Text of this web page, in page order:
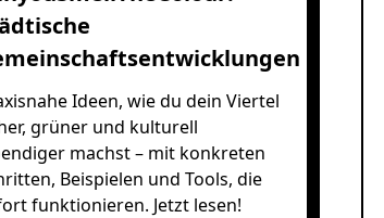
Ideen, wie du dein Viertel
grüner und kulturell
machst – mit konkreten
Beispielen und Tools, die
funktionieren. Jetzt lesen!